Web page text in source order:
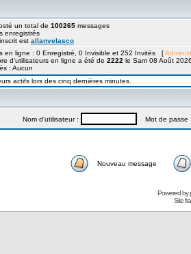
un total de 100265 messages
enregistrés
est allanvelasco
en ligne : 0 Enregistré, 0 Invisible et 252 Invités [
d'utilisateurs en ligne a été de 2222 le Sam 08 Août
: Aucun
actifs lors des cinq dernières minutes.
Nom d'utilisateur : Mot de passe
Nouveau message
Powered by
Site